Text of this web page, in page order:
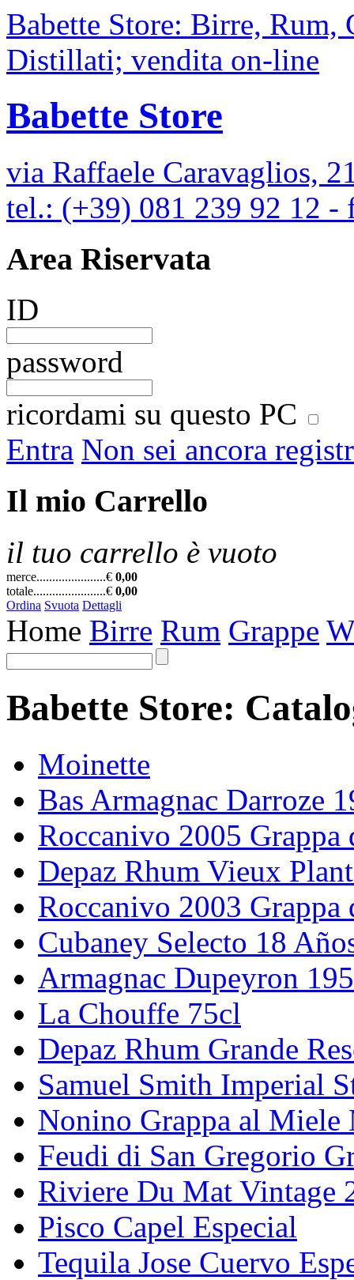
Babette Store: Birre,
Distillati; vendita on-line
Babette Store
via Raffaele Caravaglios,
tel.: (+39) 081 239 92 12 -
Area Riservata
ID
password
ricordami su questo PC
Entra Non sei ancora
Il mio Carrello
il tuo carrello è vuoto
merce......................€ 0,00
totale.......................€ 0,00
Ordina Svuota Dettagli
Home Birre Rum Grappe
Babette Store:
Moinette
Bas Armagnac Darroze
Roccanivo 2005
Depaz Rhum Vieux
Roccanivo 2003
Cubaney Selecto 18
Armagnac Dupeyron
La Chouffe 75cl
Depaz Rhum Grande
Samuel Smith Imperial
Nonino Grappa al
Feudi di San Gregorio
Riviere Du Mat Vintage
Pisco Capel Especial
Tequila Jose Cuervo